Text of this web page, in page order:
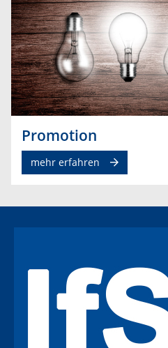
Promotion
mehr erfahren